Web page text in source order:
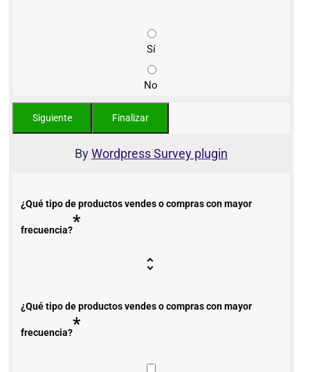
Sí
No
ByWordpress Survey plugin
¿Qué tipo de productos vendes o compras con mayor
frecuencia?*
¿Qué tipo de productos vendes o compras con mayor
frecuencia?*